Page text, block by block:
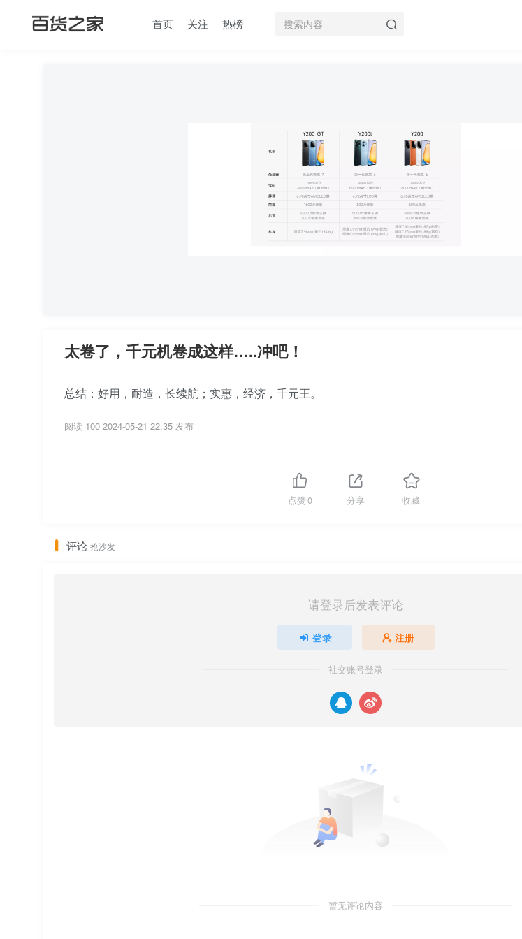
首页 关注 热榜
太卷了，千元机卷成这样…..冲吧！
总结：好用，耐造，长续航；实惠，经济，千元王。
阅读 100 2024-05-21 22:35 发布
点赞0 分享 收藏
评论 抢沙发
请登录后发表评论
登录 注册
社交账号登录
暂无评论内容